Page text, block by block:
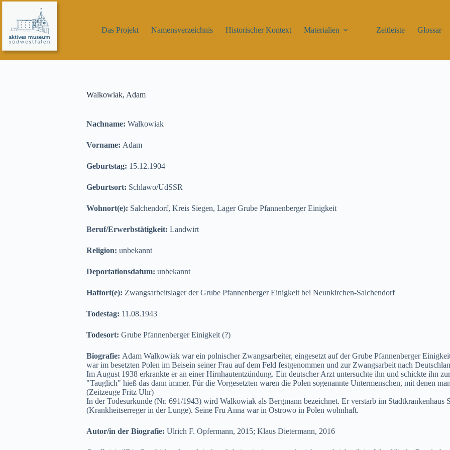
Zum
springen
Das Projekt
Namensverzeichnis Historischer Kontext Materialien Zeitleiste Glossar
Walkowiak, Adam
Nachname: Walkowiak
Vorname: Adam
Geburtstag: 15.12.1904
Geburtsort: Schlawo/UdSSR
Wohnort(e): Salchendorf, Kreis Siegen, Lager Grube Pfannenberger Einigkeit
Beruf/Erwerbstätigkeit: Landwirt
Religion: unbekannt
Deportationsdatum: unbekannt
Haftort(e): Zwangsarbeitslager der Grube Pfannenberger Einigkeit bei Neunkirchen-Salchendorf
Todestag: 11.08.1943
Todesort: Grube Pfannenberger Einigkeit (?)
Biografie: Adam Walkowiak war ein polnischer Zwangsarbeiter, eingesetzt auf der Grube Pfannenberger
war im besetzten Polen im Beisein seiner Frau auf dem Feld festgenommen und zur Zwangsarbeit nach
Im August 1938 erkrankte er an einer Hirnhautentzündung. Ein deutscher Arzt untersuchte ihn und schickte ihn
"Tauglich" hieß das dann immer. Für die Vorgesetzten waren die Polen sogenannte Untermenschen, mit denen
(Zeitzeuge Fritz Uhr)
In der Todesurkunde (Nr. 691/1943) wird Walkowiak als Bergmann bezeichnet. Er verstarb im Stadtkrankenhaus
(Krankheitserreger in der Lunge). Seine Fru Anna war in Ostrowo in Polen wohnhaft.
Autor/in der Biografie: Ulrich F. Opfermann, 2015; Klaus Dietermann, 2016